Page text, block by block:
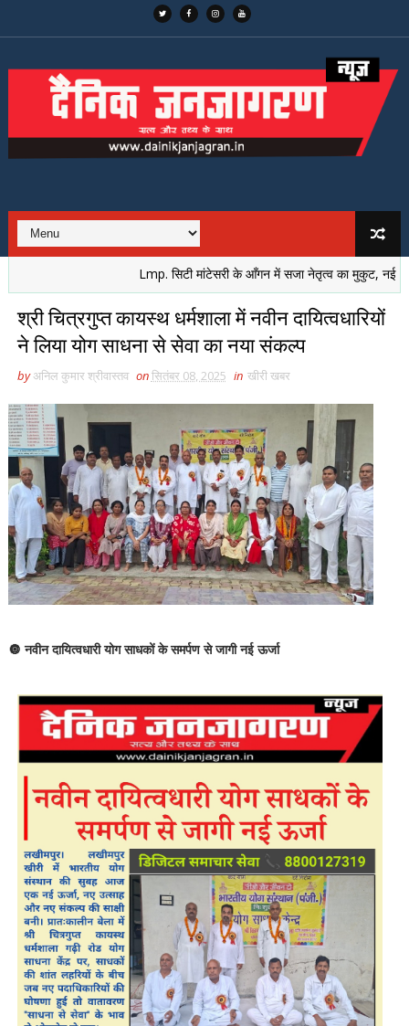
Lmp. सिटी मांटेसरी के आँगन में सजा नेतृत्व का मुकुट, नई पीढ़ी ने
श्री चित्रगुप्त कायस्थ धर्मशाला में नवीन दायित्वधारियों
ने लिया योग साधना से सेवा का नया संकल्प
byअनिल कुमार श्रीवास्तव onसितंबर 08, 2025 in खीरी खबर
🔘 नवीन दायित्वधारी योग साधकों के समर्पण से जागी नई ऊर्जा